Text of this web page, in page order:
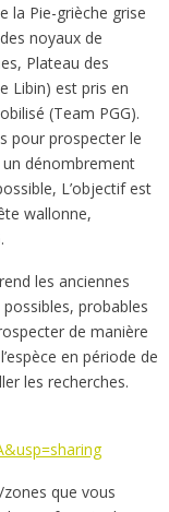
la Pie-grièche grise
noyaux de
Plateau des
Libin) est pris en
(Team PGG).
pour prospecter le
un dénombrement
L’objectif est
wallonne,
les anciennes
probables
de manière
en période de
les recherches.
que vous